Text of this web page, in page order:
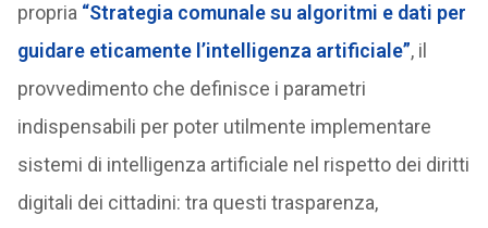
propria “Strategia comunale su algoritmi e dati per
guidare eticamente l’intelligenza artificiale”, il
provvedimento che definisce i parametri
indispensabili per poter utilmente implementare
sistemi di intelligenza artificiale nel rispetto dei diritti
digitali dei cittadini: tra questi trasparenza,